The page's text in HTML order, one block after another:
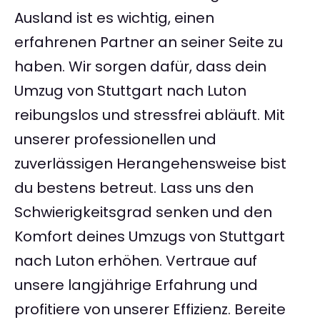
Ausland ist es wichtig, einen
erfahrenen Partner an seiner Seite zu
haben. Wir sorgen dafür, dass dein
Umzug von Stuttgart nach Luton
reibungslos und stressfrei abläuft. Mit
unserer professionellen und
zuverlässigen Herangehensweise bist
du bestens betreut. Lass uns den
Schwierigkeitsgrad senken und den
Komfort deines Umzugs von Stuttgart
nach Luton erhöhen. Vertraue auf
unsere langjährige Erfahrung und
profitiere von unserer Effizienz. Bereite